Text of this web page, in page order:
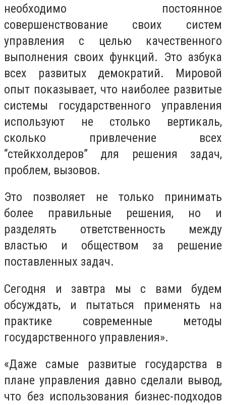
необходимо постоянное
совершенствование своих систем
управления с целью качественного
выполнения своих функций. Это азбука
всех развитых демократий. Мировой
опыт показывает, что наиболее развитые
системы государственного управления
используют не столько вертикаль,
сколько привлечение всех
“стейкхолдеров” для решения задач,
проблем, вызовов.
Это позволяет не только принимать
более правильные решения, но и
разделять ответственность между
властью и обществом за решение
поставленных задач.
Сегодня и завтра мы с вами будем
обсуждать, и пытаться применять на
практике современные методы
государственного управления».
«Даже самые развитые государства в
плане управления давно сделали вывод,
что без использования бизнес-подходов